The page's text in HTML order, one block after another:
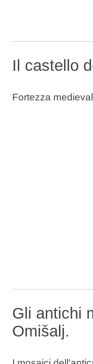
Il castello
Fortezza
Gli antichi
Omišalj.